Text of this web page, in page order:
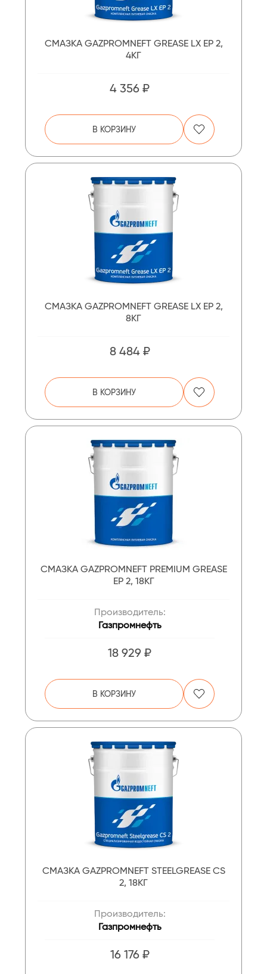
СМАЗКА GAZPROMNEFT GREASE LX EP 2,
4КГ
4 356 ₽
В КОРЗИНУ
СМАЗКА GAZPROMNEFT GREASE LX EP 2,
8КГ
8 484 ₽
В КОРЗИНУ
СМАЗКА GAZPROMNEFT PREMIUM GREASE
EP 2, 18КГ
Производитель:
Газпромнефть
18 929 ₽
В КОРЗИНУ
СМАЗКА GAZPROMNEFT STEELGREASE CS
2, 18КГ
Производитель:
Газпромнефть
16 176 ₽